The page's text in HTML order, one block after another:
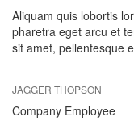
Aliquam quis lobortis
pharetra eget arcu et
sit amet, pellentesque
JAGGER THOPSON
Company Employee